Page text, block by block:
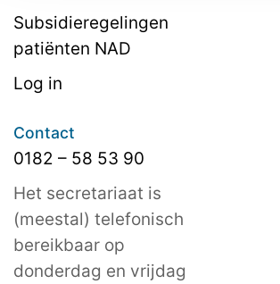
Subsidieregelingen
patiënten NAD
Log in
Contact
0182 – 58 53 90
Het secretariaat is
(meestal) telefonisch
bereikbaar op
donderdag en vrijdag